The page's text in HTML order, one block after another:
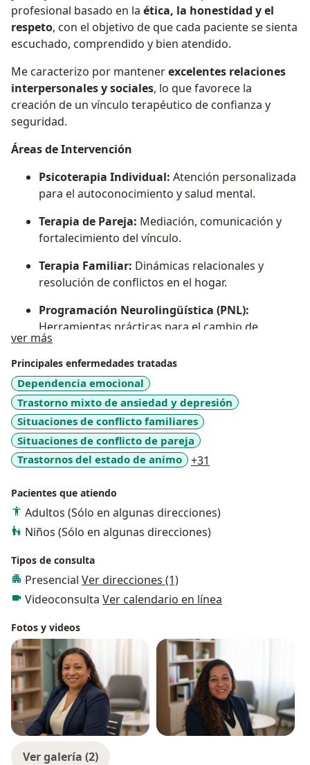
profesional basado en la ética, la honestidad y el
respeto, con el objetivo de que cada paciente se sienta
escuchado, comprendido y bien atendido.
Me caracterizo por mantenerexcelentes relaciones
interpersonales y sociales, lo que favorece la
creación de un vínculo terapéutico de confianza y
seguridad.
Áreas de Intervención
Psicoterapia Individual: Atención personalizada
para el autoconocimiento y salud mental.
Terapia de Pareja: Mediación, comunicación y
fortalecimiento del vínculo.
Terapia Familiar: Dinámicas relacionales y
resolución de conflictos en el hogar.
Programación Neurolingüística (PNL):
Herramientas prácticas para el cambio de
creencias y mejora de conductas.
Población atendida
Niños y Adolescentes.
Jóvenes y Adultos.
ver más
Principales enfermedades tratadas
Dependencia emocional
Trastorno mixto de ansiedad y depresión
Situaciones de conflicto familiares
Situaciones de conflicto de pareja
Trastornos del estado de animo
+31
Pacientes que atiendo
Adultos (Sólo en algunas direcciones)
Niños (Sólo en algunas direcciones)
Tipos de consulta
Presencial Ver direcciones (1)
Videoconsulta Ver calendario en línea
Fotos y videos
Ver galería (2)